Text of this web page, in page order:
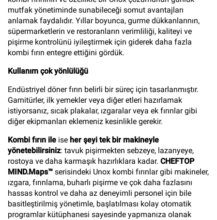
mutfak yönetiminde sunabileceği somut avantajları
anlamak faydalıdır. Yıllar boyunca, gurme dükkanlarının,
süpermarketlerin ve restoranların verimliliği, kaliteyi ve
pişirme kontrolünü iyileştirmek için giderek daha fazla
kombi fırın entegre ettiğini gördük.
Kullanım çok yönlülüğü
Endüstriyel döner fırın belirli bir süreç için tasarlanmıştır.
Garnitürler, ilk yemekler veya diğer etleri hazırlamak
istiyorsanız, sıcak plakalar, ızgaralar veya ek fırınlar gibi
diğer ekipmanları eklemeniz kesinlikle gerekir.
Kombi fırın ile ise her şeyi tek bir makineyle
yönetebilirsiniz: tavuk pişirmekten sebzeye, lazanyeye,
rostoya ve daha karmaşık hazırlıklara kadar. CHEFTOP
MIND.Maps™ serisindeki Unox kombi fırınlar gibi makineler,
ızgara, fırınlama, buharlı pişirme ve çok daha fazlasını
hassas kontrol ve daha az deneyimli personel için bile
basitleştirilmiş yönetimle, başlatılması kolay otomatik
programlar kütüphanesi sayesinde yapmanıza olanak